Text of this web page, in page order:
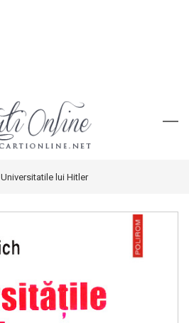
Universitatile lui Hitler